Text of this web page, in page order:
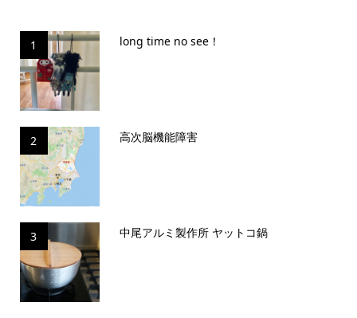
1 long time no see！
2 高次脳機能障害
3 中尾アルミ製作所 ヤットコ鍋